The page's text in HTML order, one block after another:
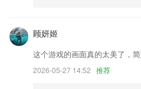
新增字符串高亮
松果中心改版，更多会员权益以及实物
针对买单吧，货拉拉闪退问题进行了
顾妍姬
这个游戏的画面真的太美了，
2026-05-27 14:52 推荐